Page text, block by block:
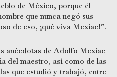
de México, porque él
que nunca negó sus
de eso, ¡qué viva Mexiac!”.
anécdotas de Adolfo Mexiac
del maestro, así como de las
que estudió y trabajó, entre